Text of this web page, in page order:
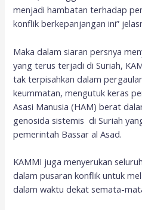
menjadi hambatan terhadap
konflik berkepanjangan ini”
Maka dalam siaran persnya
yang terus terjadi di Suriah,
tak terpisahkan dalam
keummatan, mengutuk keras
Asasi Manusia (HAM) berat
genosida sistemis di Suriah
pemerintah Bassar al Asad.
KAMMI juga menyerukan
dalam pusaran konflik untuk
dalam waktu dekat semata-